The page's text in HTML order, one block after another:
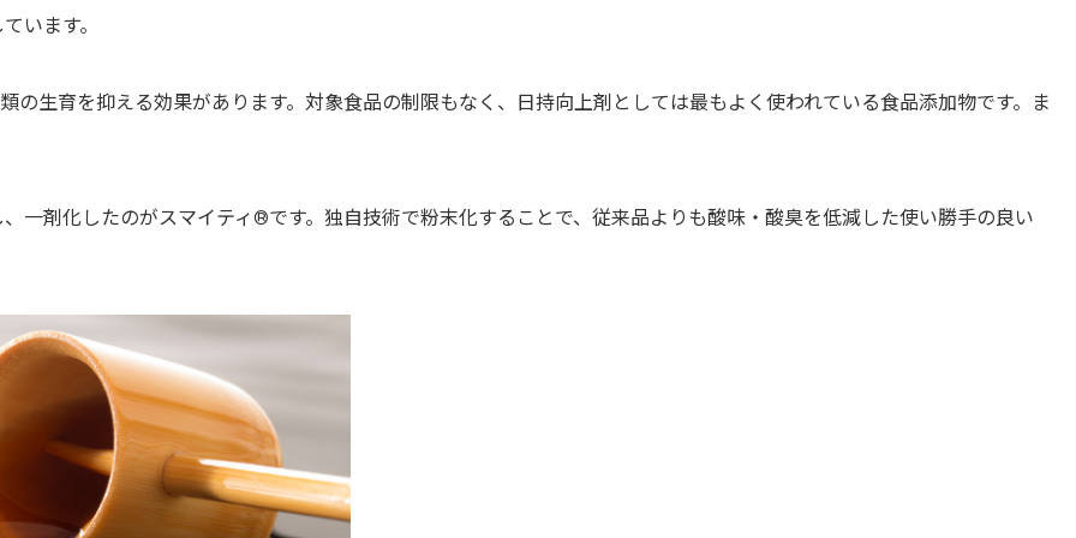
います。
生育を抑える効果があります。対象食品の制限もなく、日持向上剤としては最もよく使われている食品添加物です。ま
一剤化したのがスマイティ®︎です。独自技術で粉末化することで、従来品よりも酸味・酸臭を低減した使い勝手の良い